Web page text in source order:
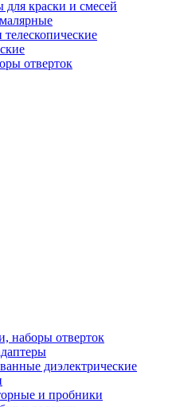
краски и смесей
отверток
наборы отверток
диэлектрические
и пробники